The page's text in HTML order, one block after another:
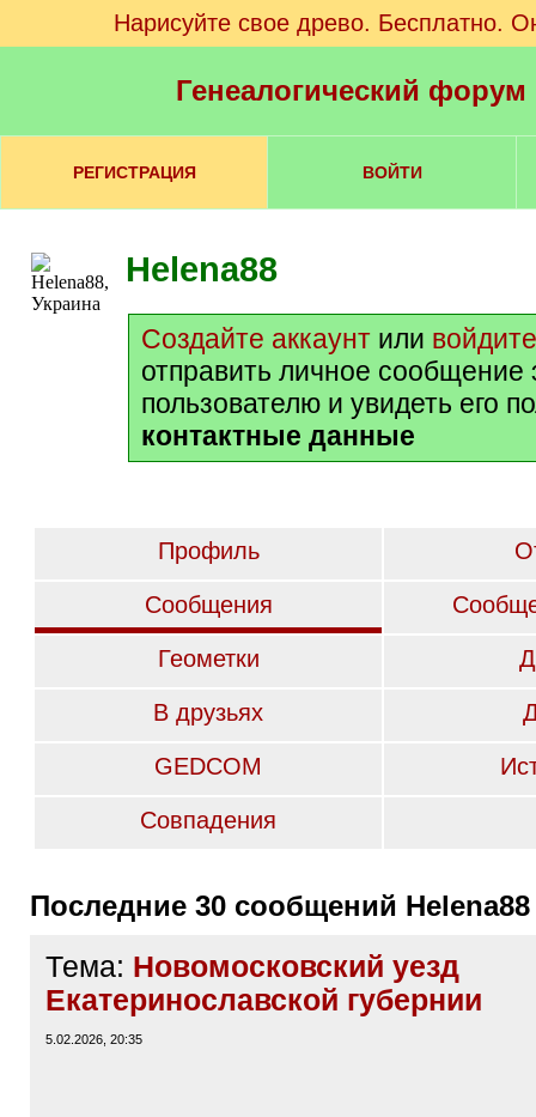
Нарисуйте свое древо. Бесплатно.
Генеалогический
РЕГИСТРАЦИЯ ВОЙТИ
Helena88
Создайте аккаунт или войдите
отправить личное сообщение
пользователю и увидеть его
контактные данные
Профиль
Сообщения
Геометки
В друзьях
GEDCOM
Совпадения
Последние 30 сообщений Helena88
Тема: Новомосковский уезд
Екатеринославской губернии
5.02.2026, 20:35